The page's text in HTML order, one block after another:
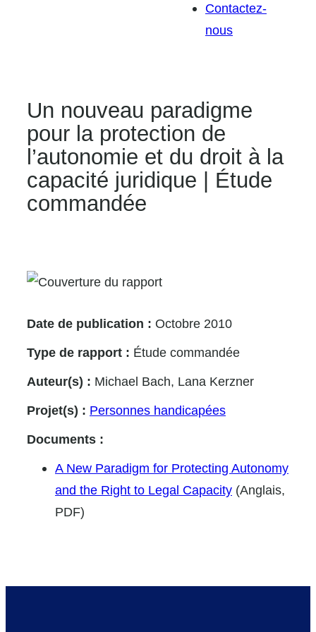
Contactez-
nous
Un nouveau paradigme
pour la protection de
l’autonomie et du droit à la
capacité juridique | Étude
commandée
Date de publication : Octobre 2010
Type de rapport : Étude commandée
Auteur(s) : Michael Bach, Lana Kerzner
Projet(s) : Personnes handicapées
Documents :
A New Paradigm for Protecting Autonomy
and the Right to Legal Capacity (Anglais,
PDF)